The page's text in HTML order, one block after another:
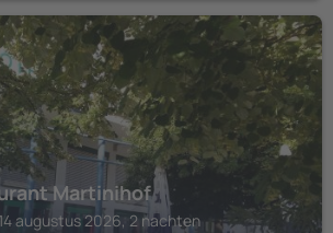
Martinihof
augustus 2026, 2 nachten